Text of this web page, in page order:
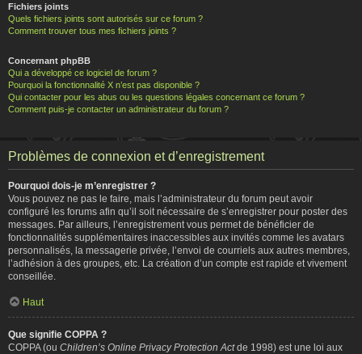
Fichiers joints
Quels fichiers joints sont autorisés sur ce forum ?
Comment trouver tous mes fichiers joints ?
Concernant phpBB
Qui a développé ce logiciel de forum ?
Pourquoi la fonctionnalité X n’est pas disponible ?
Qui contacter pour les abus ou les questions légales concernant ce forum ?
Comment puis-je contacter un administrateur du forum ?
Problèmes de connexion et d’enregistrement
Pourquoi dois-je m’enregistrer ?
Vous pouvez ne pas le faire, mais l’administrateur du forum peut avoir
configuré les forums afin qu’il soit nécessaire de s’enregistrer pour poster des
messages. Par ailleurs, l’enregistrement vous permet de bénéficier de
fonctionnalités supplémentaires inaccessibles aux invités comme les avatars
personnalisés, la messagerie privée, l’envoi de courriels aux autres membres,
l’adhésion à des groupes, etc. La création d’un compte est rapide et vivement
conseillée.
Haut
Que signifie COPPA ?
COPPA (ou Children’s Online Privacy Protection Actde 1998) est une loi aux